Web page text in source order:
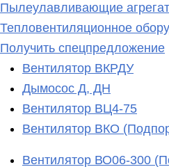
Пылеулавливающие
Тепловентиляционное
Получить спецпредложение
Вентилятор ВКРДУ
Дымосос Д, ДН
Вентилятор ВЦ4-75
Вентилятор ВКО
Вентилятор ВО06-300